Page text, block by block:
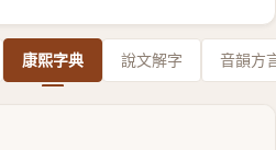
康熙字典 說文解字 音韻方